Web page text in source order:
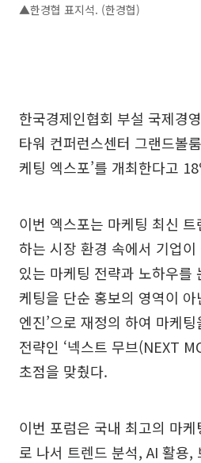
▲한경협 표지석. (한경협)
한국경제인협회 부설 국제경
타워 컨퍼런스센터 그랜드볼
케팅 엑스포’를 개최한다고
이번 엑스포는 마케팅 최신
하는 시장 환경 속에서 기업
있는 마케팅 전략과 노하우를
케팅을 단순 홍보의 영역이 아
엔진’으로 재정의 하여 마케
전략인 ‘넥스트 무브(NEXT
초점을 맞췄다.
이번 포럼은 국내 최고의 마
로 나서 트렌드 분석, AI 활용,